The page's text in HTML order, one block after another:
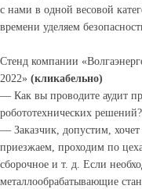
с нами в одной весовой
времени уделяем
Стенд компании
2022» (кликабельно)
— Как вы проводите аудит
робототехнических решений?
— Заказчик, допустим,
приезжаем, проходим по
сборочное и т. д. Если
металлообрабатывающие